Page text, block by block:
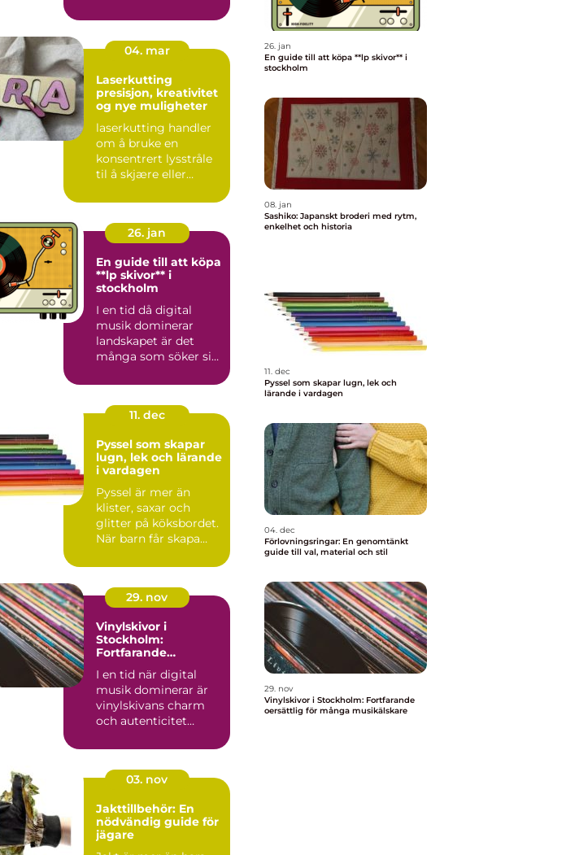
04. mar
Laserkutting
presisjon, kreativitet
og nye muligheter
laserkutting handler
om å bruke en
konsentrert lysstråle
til å skjære eller
material...
26. jan
En guide till att köpa
**lp skivor** i
stockholm
I en tid då digital
musik dominerar
landskapet är det
många som söker sig
nostalgis...
11. dec
Pyssel som skapar
lugn, lek och lärande
i vardagen
Pyssel är mer än
klister, saxar och
glitter på köksbordet.
När barn får skapa
de...
29. nov
Vinylskivor i
Stockholm:
Fortfarande
musikälskare
I en tid när digital
musik dominerar är
vinylskivans charm
och autenticitet
03. nov
Jakttillbehör: En
nödvändig guide för
jägare
26. jan
En guide till att köpa **lp skivor** i
stockholm
08. jan
Sashiko: Japanskt broderi med rytm,
enkelhet och historia
11. dec
Pyssel som skapar lugn, lek och
lärande i vardagen
04. dec
Förlovningsringar: En genomtänkt
guide till val, material och stil
29. nov
Vinylskivor i Stockholm: Fortfarande
oersättlig för många musikälskare